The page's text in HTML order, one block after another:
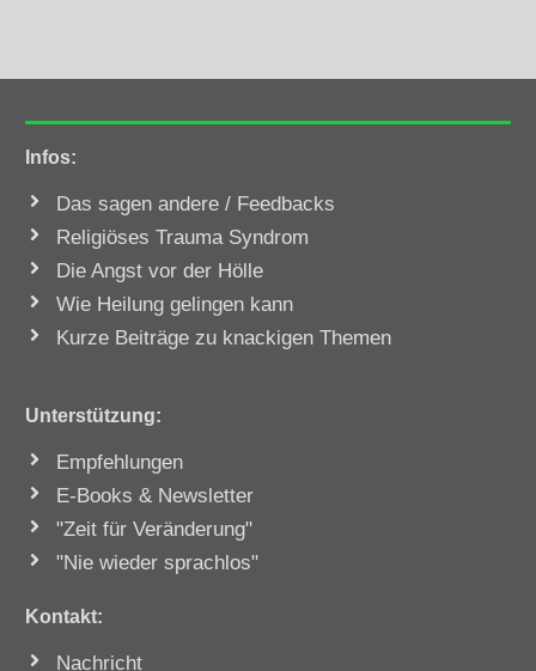
Infos:
Das sagen andere / Feedbacks
Religiöses Trauma Syndrom
Die Angst vor der Hölle
Wie Heilung gelingen kann
Kurze Beiträge zu knackigen Themen
Unterstützung:
Empfehlungen
E-Books & Newsletter
"Zeit für Veränderung"
"Nie wieder sprachlos"
Kontakt:
Nachricht